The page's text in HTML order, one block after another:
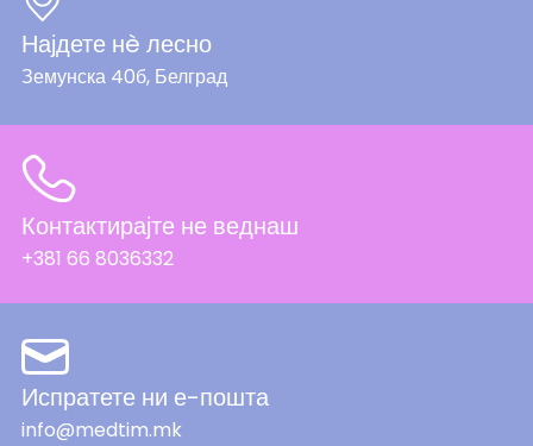
Најдете нè лесно
Земунска 40б, Белград
Контактирајте не веднаш
+381 66 8036332
Испратете ни е-пошта
info@medtim.mk